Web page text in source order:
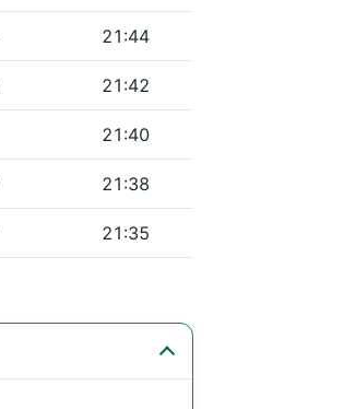
21:44
21:42
21:40
21:38
21:35